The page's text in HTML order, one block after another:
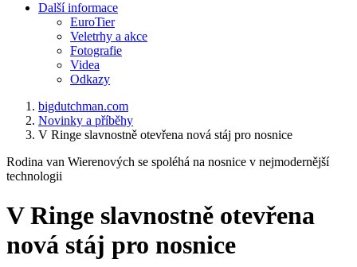
Další informace
EuroTier
Veletrhy a akce
Fotografie
Videa
Odkazy
bigdutchman.com
Novinky a příběhy
V Ringe slavnostně otevřena nová stáj pro nosnice
Rodina van Wierenových se spoléhá na nosnice v nejmodernější
technologii
V Ringe slavnostně otevřena
nová stáj pro nosnice